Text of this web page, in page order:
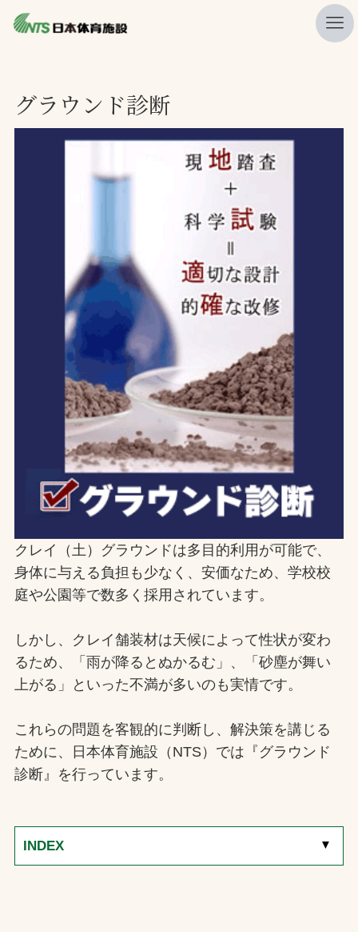
ニュース
プレスリリース
採用情報
お問合せ
お取引先の皆様へ
プライバシーポリシー
ソーシャルメディアポリシー
Instagram
FacebookYouTube
グラウンド診断
クレイ（土）グラウンドは多目的利用が可能で、
身体に与える負担も少なく、安価なため、学校校
庭や公園等で数多く採用されています。
しかし、クレイ舗装材は天候によって性状が変わ
るため、「雨が降るとぬかるむ」、「砂塵が舞い
上がる」といった不満が多いのも実情です。
これらの問題を客観的に判断し、解決策を講じる
ために、日本体育施設（NTS）では『グラウンド
診断』を行っています。
INDEX ▼